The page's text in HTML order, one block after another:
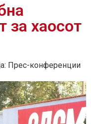
за хаосот
Прес-конференции